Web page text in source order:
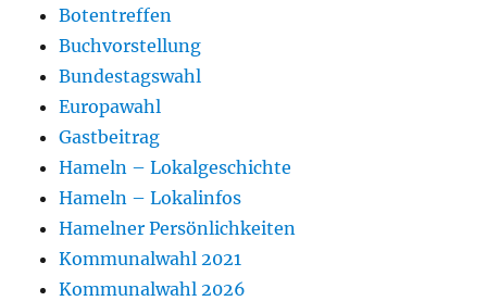
Botentreffen
Buchvorstellung
Bundestagswahl
Europawahl
Gastbeitrag
Hameln – Lokalgeschichte
Hameln – Lokalinfos
Hamelner Persönlichkeiten
Kommunalwahl 2021
Kommunalwahl 2026